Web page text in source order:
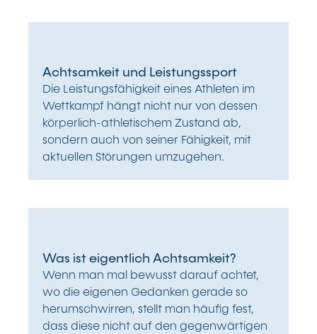
Achtsamkeit und Leistungssport
Die Leistungsfähigkeit eines Athleten im
Wettkampf hängt nicht nur von dessen
körperlich-athletischem Zustand ab,
sondern auch von seiner Fähigkeit, mit
aktuellen Störungen umzugehen.
Was ist eigentlich Achtsamkeit?
Wenn man mal bewusst darauf achtet,
wo die eigenen Gedanken gerade so
herumschwirren, stellt man häufig fest,
dass diese nicht auf den gegenwärtigen